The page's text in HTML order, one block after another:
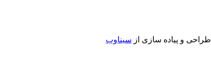
طراحی و پیاده سازی از سیناوب